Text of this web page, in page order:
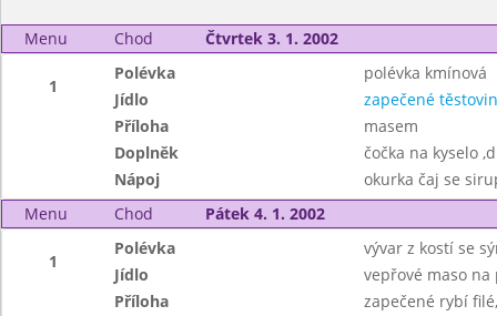
Menu Chod Čtvrtek 3. 1. 2002
1
Polévka
polévka kmínová
Jídlo
zapečené
Příloha
masem
Doplněk
čočka na kyselo
Nápoj
okurka čaj se
Menu
Chod Pátek 4. 1. 2002
1
Polévka
vývar z kostí se
Jídlo
vepřové maso na
Příloha
zapečené rybí